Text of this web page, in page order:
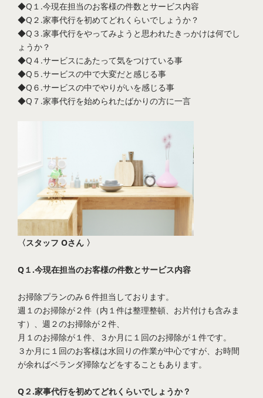
◆Q１.今現在担当のお客様の件数とサービス内容
◆Q２.家事代行を初めてどれくらいでしょうか？
◆Q３.家事代行をやってみようと思われたきっかけは何でし
ょうか？
◆Q４.サービスにあたって気をつけている事
◆Q５.サービスの中で大変だと感じる事
◆Q６.サービスの中でやりがいを感じる事
◆Q７.家事代行を始められたばかりの方に一言
〈スタッフ Oさん 〉
Q１.今現在担当のお客様の件数とサービス内容
お掃除プランのみ６件担当しております。
週１のお掃除が２件（内１件は整理整頓、お片付けも含みま
す）、週２のお掃除が２件、
月１のお掃除が１件、３か月に１回のお掃除が１件です。
３か月に１回のお客様は水回りの作業が中心ですが、お時間
が余ればベランダ掃除などをすることもあります。
Q２.家事代行を初めてどれくらいでしょうか？